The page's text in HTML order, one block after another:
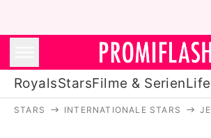
RoyalsStarsFilme & Serien
STARS INTERNATIONALE STARS